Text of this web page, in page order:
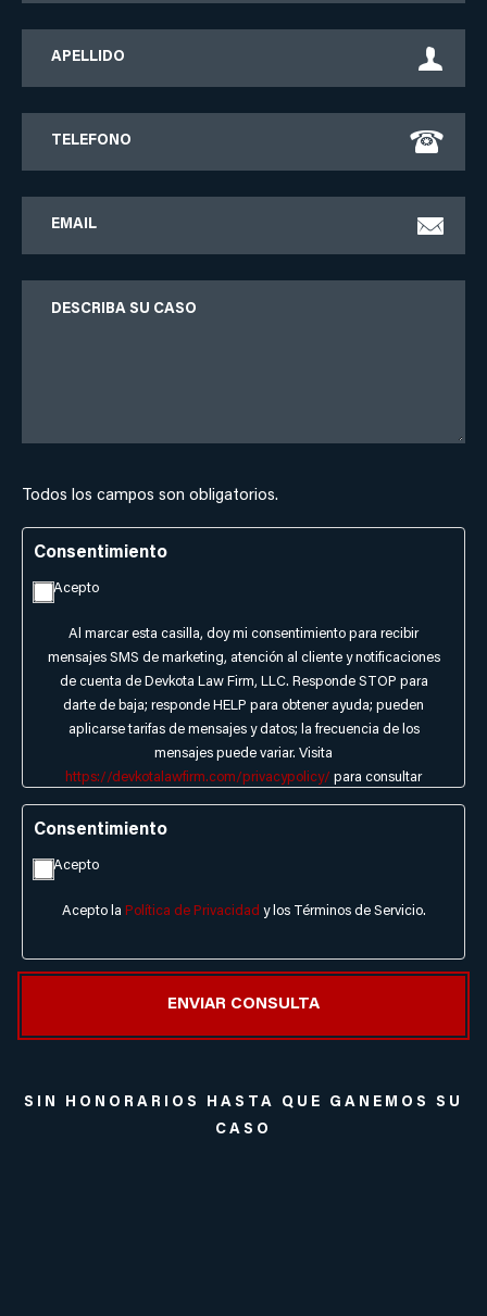
Todos los campos son obligatorios.
Consentimiento
Acepto
Al marcar esta casilla, doy mi consentimiento para recibir
mensajes SMS de marketing, atención al cliente y notificaciones
de cuenta de Devkota Law Firm, LLC. Responde STOP para
darte de baja; responde HELP para obtener ayuda; pueden
aplicarse tarifas de mensajes y datos; la frecuencia de los
mensajes puede variar. Visita
https://devkotalawfirm.com/privacypolicy/ para consultar
nuestra política de privacidad y nuestros Términos de Servicio.
Envía HELP al 816-842-9100 o llama para recibir asistencia.
Consentimiento
Acepto
Acepto la Política de Privacidad y los Términos de Servicio.
SIN HONORARIOS HASTA QUE GANEMOS SU
CASO